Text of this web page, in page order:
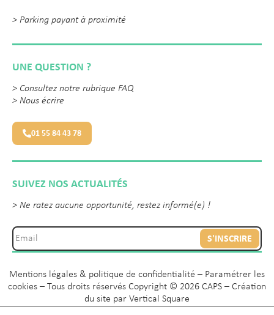
> Parking payant à proximité
UNE QUESTION ?
> Consultez notre rubrique FAQ
> Nous écrire
01 55 84 43 78
SUIVEZ NOS ACTUALITÉS
> Ne ratez aucune opportunité, restez informé(e) !
S'INSCRIRE
Mentions légales & politique de confidentialité – Paramétrer les
cookies – Tous droits réservés Copyright © 2026 CAPS – Création
du site par Vertical Square